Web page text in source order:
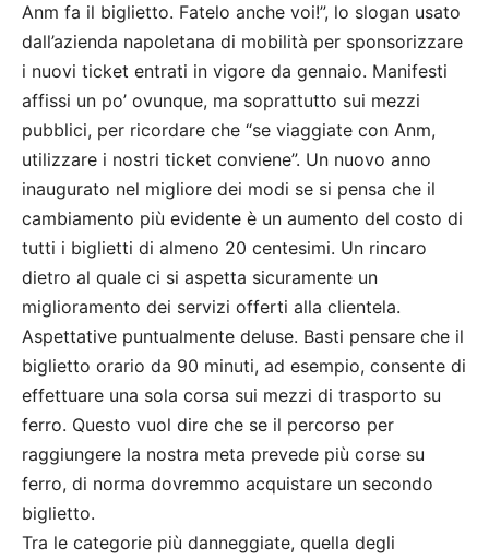
Anm fa il biglietto. Fatelo anche voi!”, lo slogan usato
dall’azienda napoletana di mobilità per sponsorizzare
i nuovi ticket entrati in vigore da gennaio. Manifesti
affissi un po’ ovunque, ma soprattutto sui mezzi
pubblici, per ricordare che “se viaggiate con Anm,
utilizzare i nostri ticket conviene”. Un nuovo anno
inaugurato nel migliore dei modi se si pensa che il
cambiamento più evidente è un aumento del costo di
tutti i biglietti di almeno 20 centesimi. Un rincaro
dietro al quale ci si aspetta sicuramente un
miglioramento dei servizi offerti alla clientela.
Aspettative puntualmente deluse. Basti pensare che il
biglietto orario da 90 minuti, ad esempio, consente di
effettuare una sola corsa sui mezzi di trasporto su
ferro. Questo vuol dire che se il percorso per
raggiungere la nostra meta prevede più corse su
ferro, di norma dovremmo acquistare un secondo
biglietto.
Tra le categorie più danneggiate, quella degli